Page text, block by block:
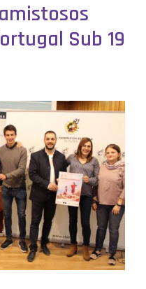
Sub 19